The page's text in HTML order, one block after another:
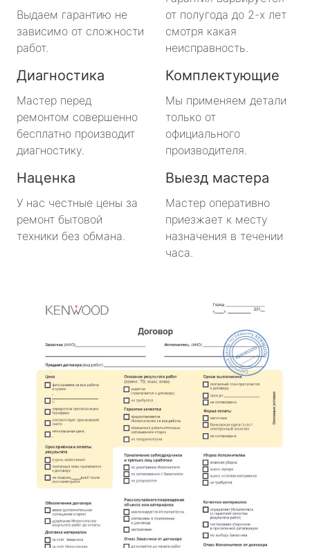
Выдаем гарантию не
зависимо от сложности
работ.
от полугода до 2-х лет
смотря какая
неисправность.
Диагностика
Мастер перед
ремонтом совершенно
бесплатно производит
диагностику.
Комплектующие
Мы применяем детали
только от
официального
производителя.
Наценка
У нас честные цены за
ремонт бытовой
техники без обмана.
Выезд мастера
Мастер оперативно
приезжает к месту
назначения в течении
часа.